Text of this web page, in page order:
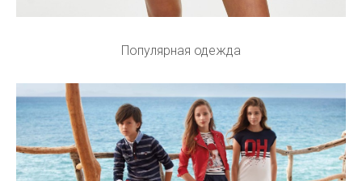
Популярная одежда